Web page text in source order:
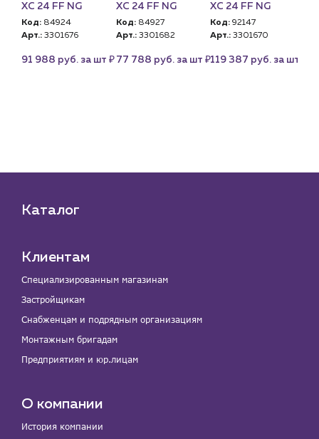
XC 24 FF NG
Код: 84924
Арт.: 3301676
91 988 руб. за шт ₽
XC 24 FF NG
Код: 84927
Арт.: 3301682
77 788 руб. за шт ₽
XC 24 FF NG
Код: 92147
Арт.: 3301670
119 387 руб. за шт
Каталог
Клиентам
Специализированным магазинам
Застройщикам
Снабженцам и подрядным организациям
Монтажным бригадам
Предприятиям и юр.лицам
О компании
История компании